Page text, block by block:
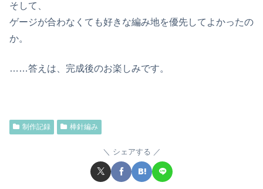
そして、
ゲージが合わなくても好きな編み地を優先してよかったの
か。
……答えは、完成後のお楽しみです。
制作記録 棒針編み
シェアする